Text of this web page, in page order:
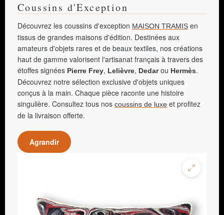
Coussins d'Exception
Découvrez les coussins d'exception MAISON TRAMIS en
tissus de grandes maisons d'édition. Destinées aux
amateurs d'objets rares et de beaux textiles, nos créations
haut de gamme valorisent l'artisanat français à travers des
étoffes signées Pierre Frey, Lelièvre, Dedarou Hermès.
Découvrez notre sélection exclusive d'objets uniques
conçus à la main. Chaque pièce raconte une histoire
singulière. Consultez tous nos coussins de luxe et profitez
de la livraison offerte.
Agrandir